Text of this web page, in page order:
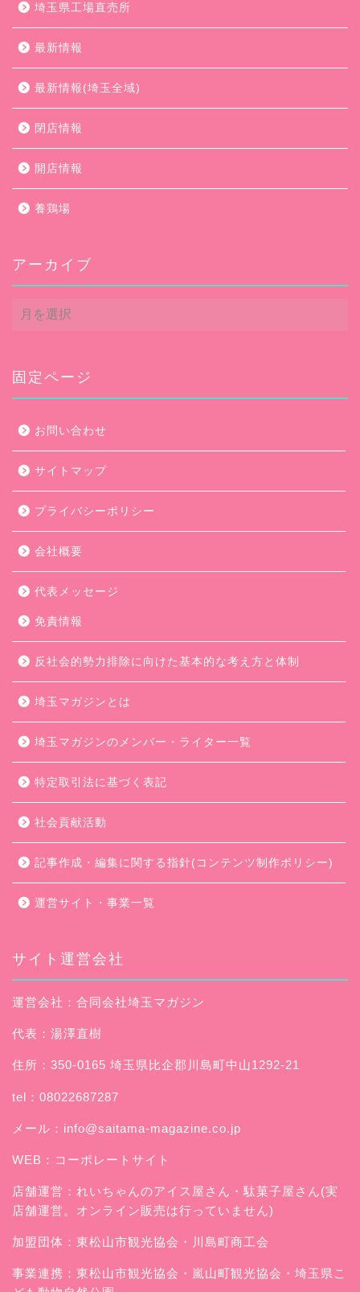
埼玉県工場直売所
最新情報
最新情報(埼玉全域)
閉店情報
開店情報
養鶏場
アーカイブ
ア
ー
ブ
固定ページ
お問い合わせ
サイトマップ
プライバシーポリシー
会社概要
代表メッセージ
免責情報
反社会的勢力排除に向けた基本的な考え方と体制
埼玉マガジンとは
埼玉マガジンのメンバー・ライター一覧
特定取引法に基づく表記
社会貢献活動
記事作成・編集に関する指針(コンテンツ制作ポリシー)
運営サイト・事業一覧
サイト運営会社
運営会社：合同会社埼玉マガジン
代表：湯澤直樹
住所：350-0165 埼玉県比企郡川島町中山1292-21
tel：08022687287
メール： info@saitama-magazine.co.jp
WEB： コーポレートサイト
店舗運営： れいちゃんのアイス屋さん ・駄菓子屋さん(実
店舗運営。オンライン販売は行っていません)
加盟団体：東松山市観光協会・川島町商工会
事業連携：東松山市観光協会・嵐山町観光協会・埼玉県こ